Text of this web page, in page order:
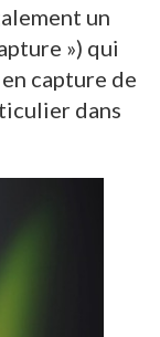
un
») qui
capture de
dans